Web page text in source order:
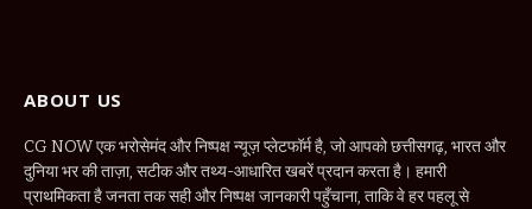
ABOUT US
CG NOW एक भरोसेमंद और निष्पक्ष न्यूज़ प्लेटफॉर्म है, जो आपको छत्तीसगढ़, भारत और
दुनिया भर की ताज़ा, सटीक और तथ्य-आधारित खबरें प्रदान करता है। हमारी
प्राथमिकता है जनता तक सही और निष्पक्ष जानकारी पहुँचाना, ताकि वे हर पहलू से